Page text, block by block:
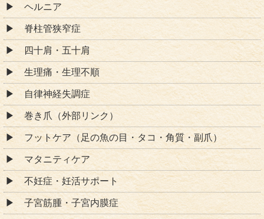
ヘルニア
脊柱管狭窄症
四十肩・五十肩
生理痛・生理不順
自律神経失調症
巻き爪（外部リンク）
フットケア（足の魚の目・タコ・角質・副爪）
マタニティケア
不妊症・妊活サポート
子宮筋腫・子宮内膜症